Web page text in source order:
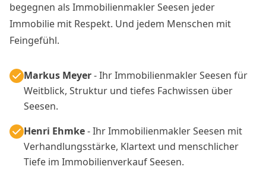
begegnen als Immobilienmakler Seesen jeder
Immobilie mit Respekt. Und jedem Menschen mit
Feingefühl.
Markus Meyer- Ihr Immobilienmakler Seesen für
Weitblick, Struktur und tiefes Fachwissen über
Seesen.
Henri Ehmke- Ihr Immobilienmakler Seesen mit
Verhandlungsstärke, Klartext und menschlicher
Tiefe im Immobilienverkauf Seesen.